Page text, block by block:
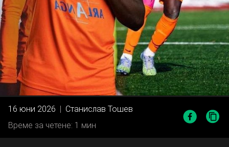
16 юни 2026 | Станислав Тошев
Време за четене: 1 мин